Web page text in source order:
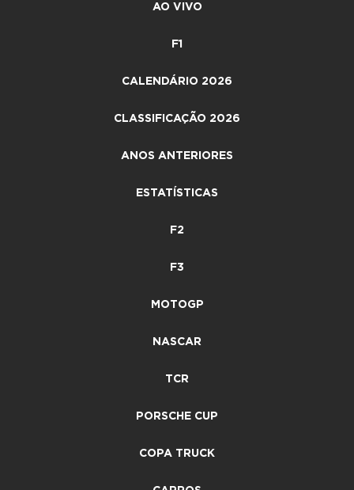
AO VIVO
F1
CALENDÁRIO 2026
CLASSIFICAÇÃO 2026
ANOS ANTERIORES
ESTATÍSTICAS
F2
F3
MOTOGP
NASCAR
TCR
PORSCHE CUP
COPA TRUCK